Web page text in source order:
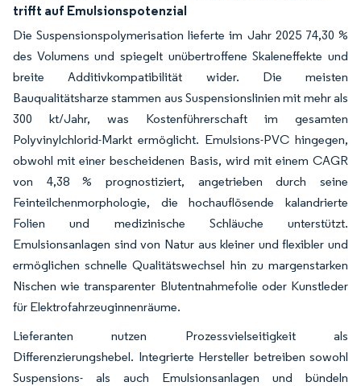
trifft auf Emulsionspotenzial
Die Suspensionspolymerisation lieferte im Jahr 2025 74,30 %
des Volumens und spiegelt unübertroffene Skaleneffekte und
breite Additivkompatibilität wider. Die meisten
Bauqualitätsharze stammen aus Suspensionslinien mit mehr als
300 kt/Jahr, was Kostenführerschaft im gesamten
Polyvinylchlorid-Markt ermöglicht. Emulsions-PVC hingegen,
obwohl mit einer bescheidenen Basis, wird mit einem CAGR
von 4,38 % prognostiziert, angetrieben durch seine
Feinteilchenmorphologie, die hochauflösende kalandrierte
Folien und medizinische Schläuche unterstützt.
Emulsionsanlagen sind von Natur aus kleiner und flexibler und
ermöglichen schnelle Qualitätswechsel hin zu margenstarken
Nischen wie transparenter Blutentnahmefolie oder Kunstleder
für Elektrofahrzeuginnenräume.
Lieferanten nutzen Prozessvielseitigkeit als
Differenzierungshebel. Integrierte Hersteller betreiben sowohl
Suspensions- als auch Emulsionsanlagen und bündeln